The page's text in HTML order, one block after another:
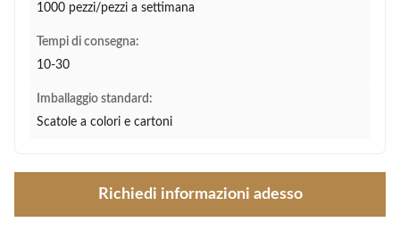
1000 pezzi/pezzi a settimana
Tempi di consegna:
10-30
Imballaggio standard:
Scatole a colori e cartoni
Richiedi informazioni adesso